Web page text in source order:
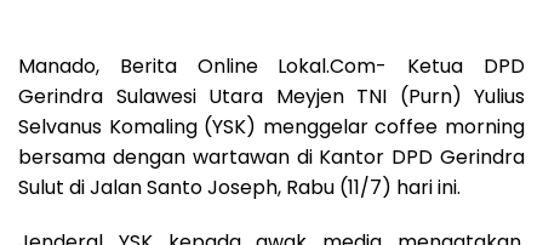
Manado, Berita Online Lokal.Com- Ketua DPD
Gerindra Sulawesi Utara Meyjen TNI (Purn) Yulius
Selvanus Komaling (YSK) menggelar coffee morning
bersama dengan wartawan di Kantor DPD Gerindra
Sulut di Jalan Santo Joseph, Rabu (11/7) hari ini.